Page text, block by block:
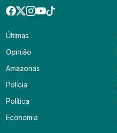
Últimas
Opinião
Amazonas
Polícia
Política
Economia